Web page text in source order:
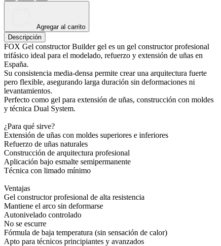
Agregar al carrito
Descripción
FOX Gel constructor Builder gel es un gel constructor profesional
trifásico ideal para el modelado, refuerzo y extensión de uñas en
España.
Su consistencia media-densa permite crear una arquitectura fuerte
pero flexible, asegurando larga duración sin deformaciones ni
levantamientos.
Perfecto como gel para extensión de uñas, construcción con moldes
y técnica Dual System.
¿Para qué sirve?
Extensión de uñas con moldes superiores e inferiores
Refuerzo de uñas naturales
Construcción de arquitectura profesional
Aplicación bajo esmalte semipermanente
Técnica con limado mínimo
Ventajas
Gel constructor profesional de alta resistencia
Mantiene el arco sin deformarse
Autonivelado controlado
No se escurre
Fórmula de baja temperatura (sin sensación de calor)
Apto para técnicos principiantes y avanzados